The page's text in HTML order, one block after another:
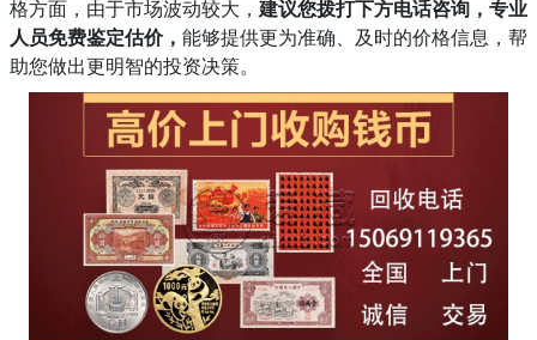
格方面，由于市场波动较大， 建议您拨打下方电话咨询，专业
人员免费鉴定估价， 能够提供更为准确、及时的价格信息，帮
助您做出更明智的投资决策。